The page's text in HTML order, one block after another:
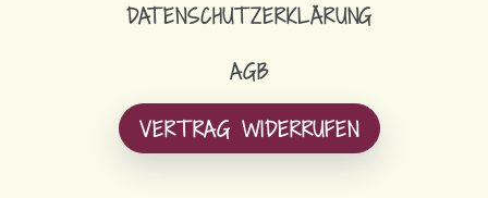
DATENSCHUTZERKLÄRUNG
AGB
VERTRAG WIDERRUFEN